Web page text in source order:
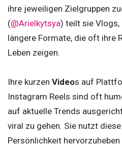
ihre jeweiligen Zielgruppen
(@Arielkytsya) teilt sie Vlogs,
längere Formate, die oft ihre
Leben zeigen.
Ihre kurzen Videos auf
Instagram Reels sind oft
auf aktuelle Trends
viral zu gehen. Sie nutzt
Persönlichkeit